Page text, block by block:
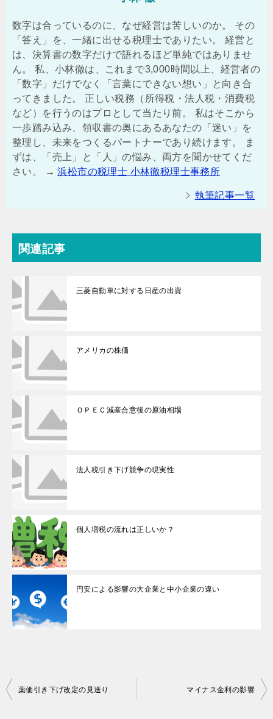
数字は合っているのに、なぜ経営は苦しいのか。 その
「答え」を、一緒に出せる税理士でありたい。 経営と
は、決算書の数字だけで語れるほど単純ではありませ
ん。 私、小林徹は、これまで3,000時間以上、経営者の
「数字」だけでなく「言葉にできない想い」と向き合
ってきました。 正しい税務（所得税・法人税・消費税
など）を行うのはプロとして当たり前。 私はそこから
一歩踏み込み、領収書の奥にあるあなたの「迷い」を
整理し、未来をつくるパートナーであり続けます。 ま
ずは、「売上」と「人」の悩み、両方を聞かせてくだ
さい。 →浜松市の税理士 小林徹税理士事務所
執筆記事一覧
関連記事
三菱自動車に対する日産の出資
アメリカの株価
ＯＰＥＣ減産合意後の原油相場
法人税引き下げ競争の現実性
個人増税の流れは正しいか？
円安による影響の大企業と中小企業の違い
投
薬価引き下げ改定の見送り マイナス金利の影響